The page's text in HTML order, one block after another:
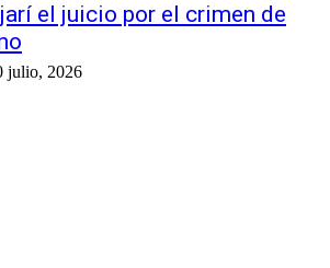
el juicio por el crimen de
julio, 2026